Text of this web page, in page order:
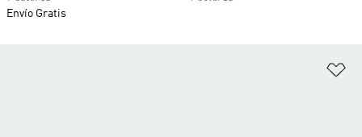
Envío Gratis